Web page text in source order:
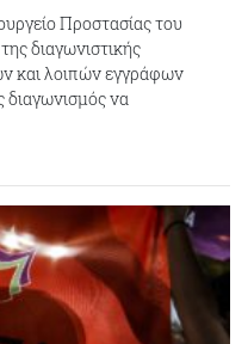
Προστασίας του
διαγωνιστικής
και λοιπών εγγράφων
διαγωνισμός να